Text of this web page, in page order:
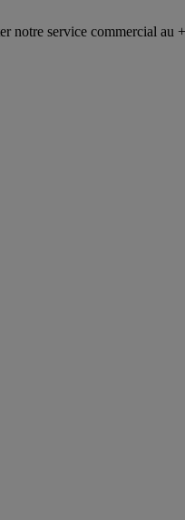
commercial au +228 92 69